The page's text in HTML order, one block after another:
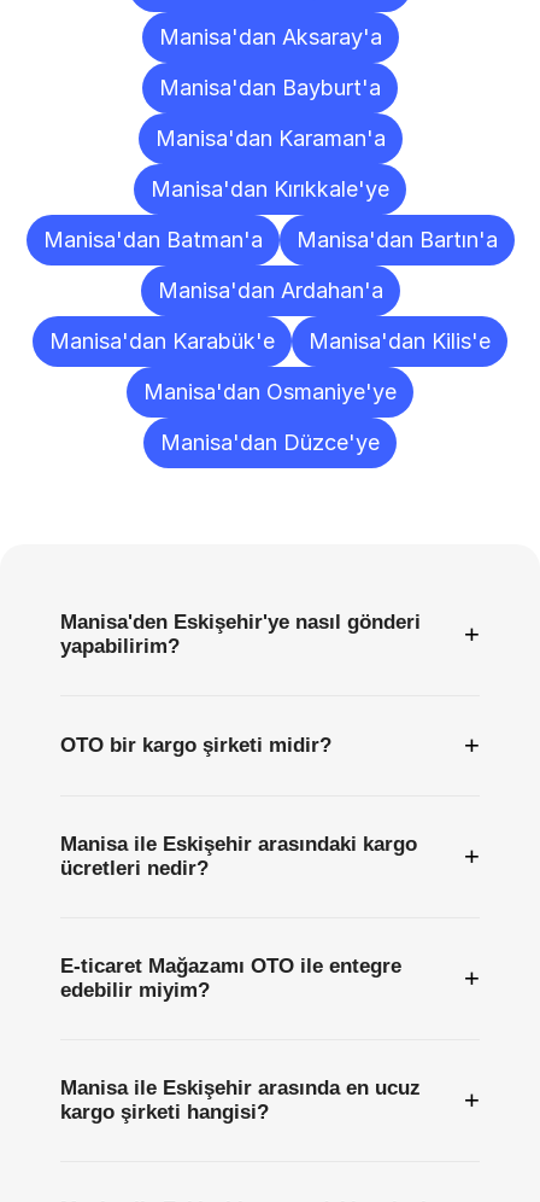
Manisa'dan Aksaray'a
Manisa'dan Bayburt'a
Manisa'dan Karaman'a
Manisa'dan Kırıkkale'ye
Manisa'dan Batman'a
Manisa'dan Bartın'a
Manisa'dan Ardahan'a
Manisa'dan Karabük'e
Manisa'dan Kilis'e
Manisa'dan Osmaniye'ye
Manisa'dan Düzce'ye
Manisa'den Eskişehir'ye nasıl gönderi
yapabilirim?
+
OTO bir kargo şirketi midir? +
Manisa ile Eskişehir arasındaki kargo
ücretleri nedir?
+
E-ticaret Mağazamı OTO ile entegre
edebilir miyim?
+
Manisa ile Eskişehir arasında en ucuz
kargo şirketi hangisi?
+